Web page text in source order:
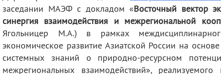
заседании МАЭФ с докладом «Восточный вектор
синергия взаимодействия и межрегиональной
Ягольницер М.А.) в рамках
экономическое развитие Азиатской России на
системных знаний о природно-ресурсном
межрегиональных взаимодействий»,